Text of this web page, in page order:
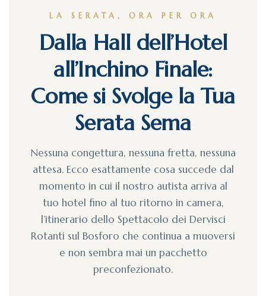
LA SERATA, ORA PER ORA
Dalla Hall dell’Hotel
all’Inchino Finale:
Come si Svolge la Tua
Serata Sema
Nessuna congettura, nessuna fretta, nessuna
attesa. Ecco esattamente cosa succede dal
momento in cui il nostro autista arriva al
tuo hotel fino al tuo ritorno in camera,
l’itinerario dello Spettacolo dei Dervisci
Rotanti sul Bosforo che continua a muoversi
e non sembra mai un pacchetto
preconfezionato.